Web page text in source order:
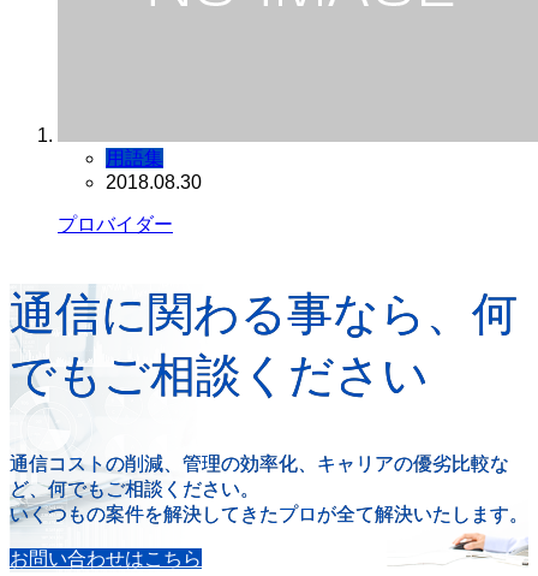
用語集
2018.08.30
プロバイダー
通信に関わる事なら、何
でもご相談ください
通信コストの削減、管理の効率化、キャリアの優劣比較な
ど、何でもご相談ください。
いくつもの案件を解決してきたプロが全て解決いたします。
お問い合わせはこちら